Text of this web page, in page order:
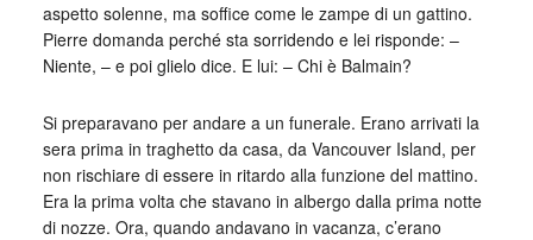
aspetto solenne, ma soffice come le zampe di un gattino.
Pierre domanda perché sta sorridendo e lei risponde: –
Niente, – e poi glielo dice. E lui: – Chi è Balmain?
Si preparavano per andare a un funerale. Erano arrivati la
sera prima in traghetto da casa, da Vancouver Island, per
non rischiare di essere in ritardo alla funzione del mattino.
Era la prima volta che stavano in albergo dalla prima notte
di nozze. Ora, quando andavano in vacanza, c’erano